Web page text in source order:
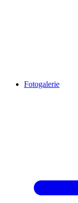
Fotogalerie